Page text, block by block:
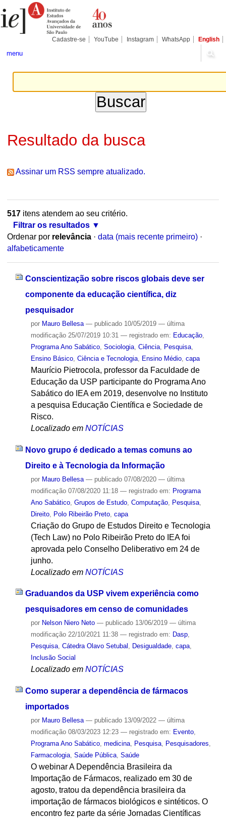
para
conteúdo.
Pessoais
Cadastre-se YouTube Instagram WhatsApp English
menu
Resultado da busca
Assinar um RSS sempre atualizado.
517itens atendem ao seu critério.
Filtrar os resultados
Ordenar por relevância · data (mais recente primeiro) ·
alfabeticamente
Conscientização sobre riscos globais deve ser
componente da educação científica, diz
pesquisador
por Mauro Bellesa — publicado10/05/2019 — última
modificação25/07/2019 10:31 — registrado em: Educação,
Programa Ano Sabático, Sociologia, Ciência, Pesquisa,
Ensino Básico, Ciência e Tecnologia, Ensino Médio, capa
Maurício Pietrocola, professor da Faculdade de
Educação da USP participante do Programa Ano
Sabático do IEA em 2019, desenvolve no Instituto
a pesquisa Educação Científica e Sociedade de
Risco.
Localizado em NOTÍCIAS
Novo grupo é dedicado a temas comuns ao
Direito e à Tecnologia da Informação
por Mauro Bellesa — publicado07/08/2020 — última
modificação07/08/2020 11:18 — registrado em: Programa
Ano Sabático, Grupos de Estudo, Computação, Pesquisa,
Direito, Polo Ribeirão Preto, capa
Criação do Grupo de Estudos Direito e Tecnologia
(Tech Law) no Polo Ribeirão Preto do IEA foi
aprovada pelo Conselho Deliberativo em 24 de
junho.
Localizado em NOTÍCIAS
Graduandos da USP vivem experiência como
pesquisadores em censo de comunidades
por Nelson Niero Neto — publicado13/06/2019 — última
modificação22/10/2021 11:38 — registrado em: Dasp,
Pesquisa, Cátedra Olavo Setubal , Desigualdade, capa,
Inclusão Social
Localizado em NOTÍCIAS
Como superar a dependência de fármacos
importados
por Mauro Bellesa — publicado13/09/2022 — última
modificação08/03/2023 12:23 — registrado em: Evento,
Programa Ano Sabático, medicina, Pesquisa, Pesquisadores,
Farmacologia, Saúde Pública, Saúde
O webinar A Dependência Brasileira da
Importação de Fármacos, realizado em 30 de
agosto, tratou da dependência brasileira da
importação de fármacos biológicos e sintéticos. O
encontro fez parte da série Jornadas Científicas